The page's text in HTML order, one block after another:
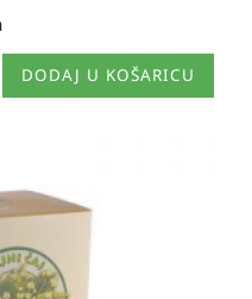
DODAJ U KOŠARICU